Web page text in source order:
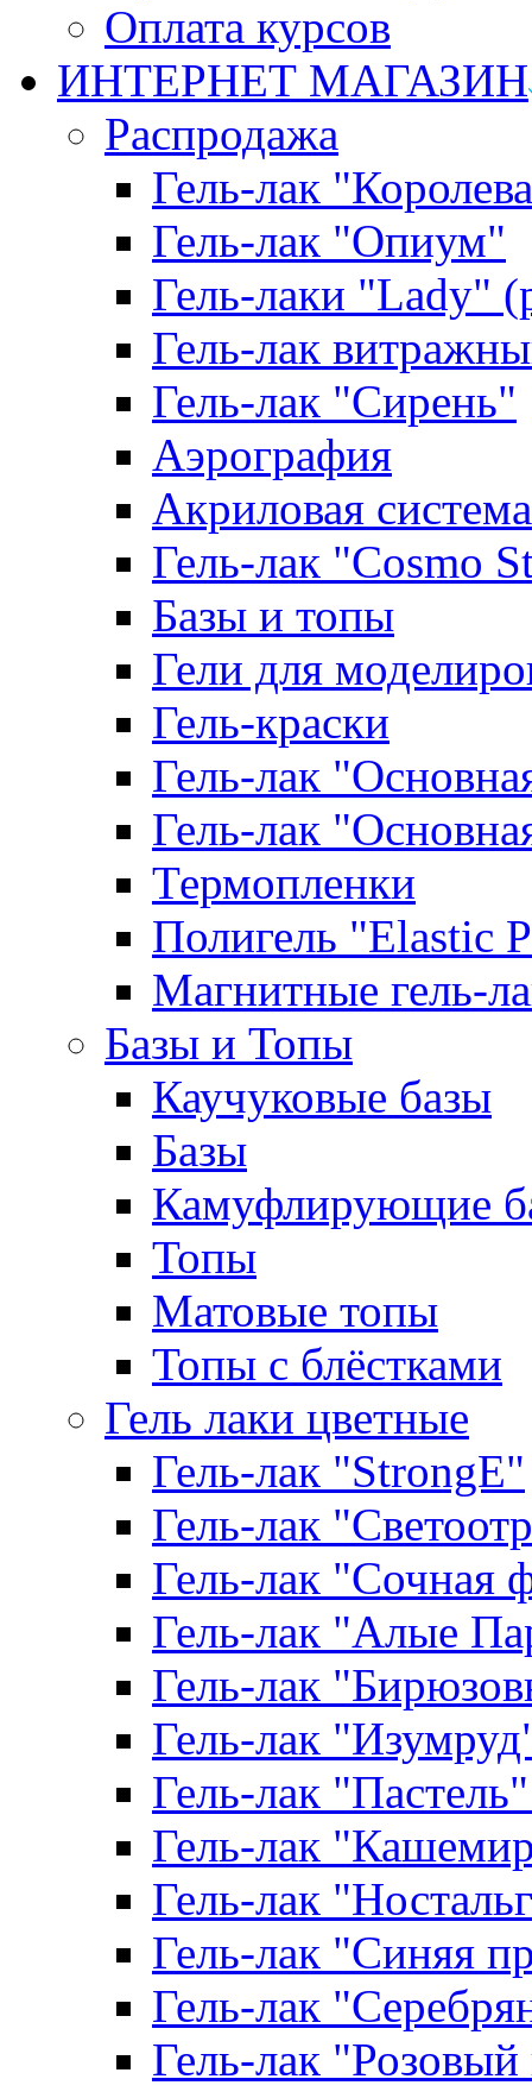
Оплата курсов
ИНТЕРНЕТ МАГАЗИН
Распродажа
Гель-лак
Гель-лак "Опиум"
Гель-лаки "Lady"
Гель-лак
Гель-лак "Сирень"
Аэрография
Акриловая система
Гель-лак "Cosmo
Базы и топы
Гели для
Гель-краски
Гель-лак
Гель-лак
Термопленки
Полигель "Elastic
Магнитные гель-
Базы и Топы
Каучуковые базы
Базы
Камуфлирующие
Топы
Матовые топы
Топы с блёстками
Гель лаки цветные
Гель-лак "StrongE"
Гель-лак
Гель-лак "Сочная
Гель-лак "Алые
Гель-лак
Гель-лак
Гель-лак
Гель-лак
Гель-лак
Гель-лак "Синяя
Гель-лак
Гель-лак